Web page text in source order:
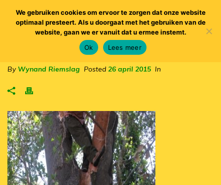
By Wynand Riemslag Posted 26 april 2015 In
We gebruiken cookies om ervoor te zorgen dat onze website
optimaal presteert. Als u doorgaat met het gebruiken van de
website, gaan we er vanuit dat u ermee instemt.
Ok
Lees meer